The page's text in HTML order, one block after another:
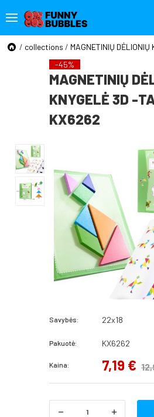
/ collections / MAGNETINIŲ DĖLIONIŲ
-45%
MAGNETINIŲ
KNYGELĖ 3D -
KX6262
Savybės: 22x18
Pakuotė: KX6262
Kaina: 7,19 €